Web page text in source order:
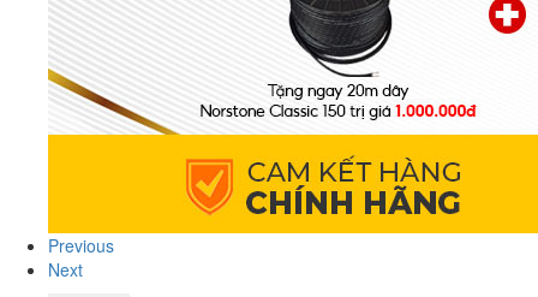
Previous
Next